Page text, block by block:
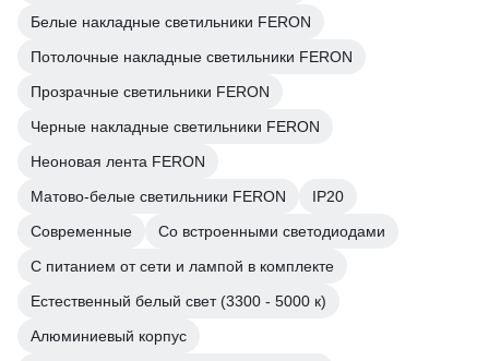
Белые накладные светильники FERON
Потолочные накладные светильники FERON
Прозрачные светильники FERON
Черные накладные светильники FERON
Неоновая лента FERON
Матово-белые светильники FERON
IP20
Современные
Со встроенными светодиодами
С питанием от сети и лампой в комплекте
Естественный белый свет (3300 - 5000 к)
Алюминиевый корпус